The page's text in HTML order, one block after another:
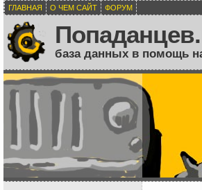
ГЛАВНАЯ О ЧЕМ САЙТ ФОРУМ
база данных в помощь